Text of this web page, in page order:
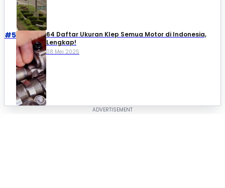
#5
64 Daftar Ukuran Klep Semua Motor di Indonesia,
Lengkap!
08 Mei 2025